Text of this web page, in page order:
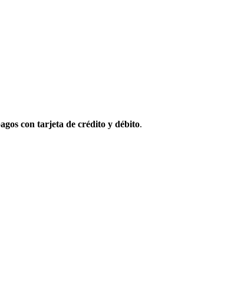
con tarjeta de crédito y débito.